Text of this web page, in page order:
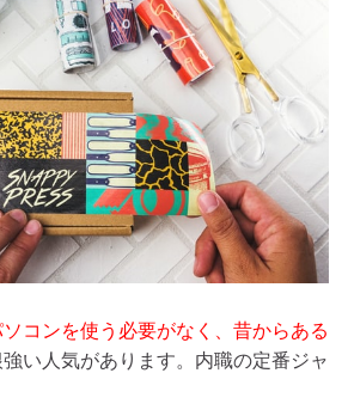
ソコンを使う必要がなく、昔からある
強い人気があります。内職の定番ジャ